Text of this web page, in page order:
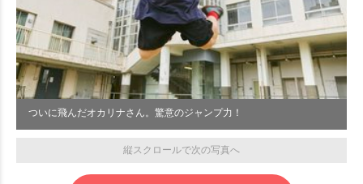
ついに飛んだオカリナさん。驚意のジャンプ力！
縦スクロールで次の写真へ